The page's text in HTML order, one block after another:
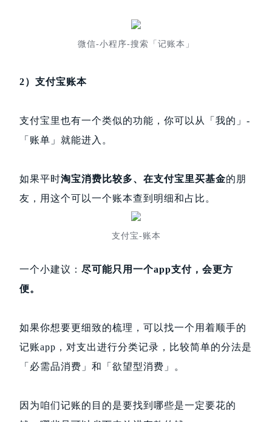
微信-小程序-搜索「记账本」
2）支付宝账本
支付宝里也有一个类似的功能，你可以从「我的」-
「账单」就能进入。
如果平时淘宝消费比较多、在支付宝里买基金的朋
友，用这个可以一个账本查到明细和占比。
支付宝-账本
一个小建议： 尽可能只用一个app支付，会更方
便。
如果你想要更细致的梳理，可以找一个用着顺手的
记账app，对支出进行分类记录，比较简单的分法是
「必需品消费」和「欲望型消费」。
因为咱们记账的目的是要找到哪些是一定要花的